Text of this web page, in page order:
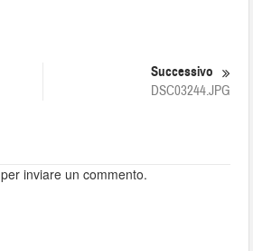
Successivo
DSC03244.JPG
per inviare un commento.